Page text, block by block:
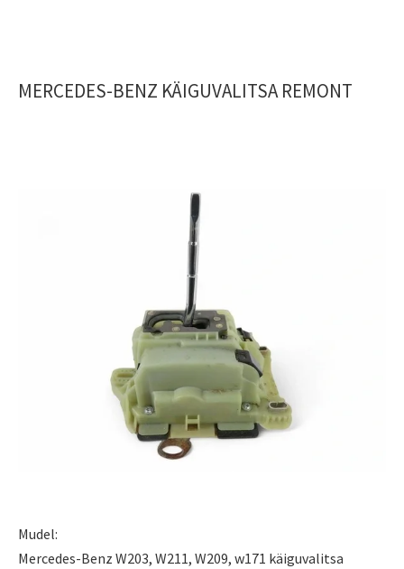
MERCEDES-BENZ KÄIGUVALITSA REMONT
Mudel:
Mercedes-Benz W203, W211, W209, w171 käiguvalitsa